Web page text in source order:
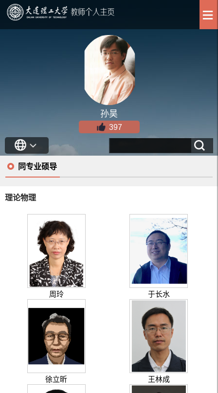
孙昊
397
同专业硕导
理论物理
周玲 于长水
徐立昕 王林成